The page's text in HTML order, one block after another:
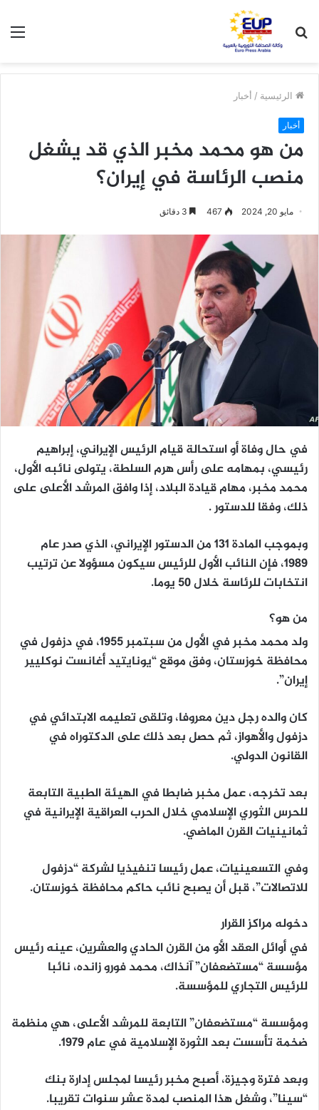
عن
الرئيسية / أخبار
أخبار
من هو محمد مخبر الذي قد يشغل
منصب الرئاسة في إيران؟
مايو 20, 2024 467
في حال وفاة أو استحالة قيام الرئيس الإيراني، إبراهيم
رئيسي، بمهامه على رأس هرم السلطة، يتولى نائبه الأول،
محمد مخبر، مهام قيادة البلاد، إذا وافق المرشد الأعلى على
ذلك، وفقا للدستور .
وبموجب المادة 131 من الدستور الإيراني، الذي صدر عام
1989، فإن النائب الأول للرئيس سيكون مسؤولا عن ترتيب
انتخابات للرئاسة خلال 50 يوما.
من هو؟
ولد محمد مخبر في الأول من سبتمبر 1955، في دزفول في
محافظة خوزستان، وفق موقع “يونايتيد أغانست نوكليير
إيران”.
كان والده رجل دين معروفا، وتلقى تعليمه الابتدائي في
دزفول والأهواز، ثم حصل بعد ذلك على الدكتوراه في
القانون الدولي.
بعد تخرجه، عمل مخبر ضابطا في الهيئة الطبية التابعة
للحرس الثوري الإسلامي خلال الحرب العراقية الإيرانية في
ثمانينيات القرن الماضي.
وفي التسعينيات، عمل رئيسا تنفيذيا لشركة “دزفول
للاتصالات”، قبل أن يصبح نائب حاكم محافظة خوزستان.
دخوله مراكز القرار
في أوائل العقد الأو من القرن الحادي والعشرين، عينه رئيس
مؤسسة “مستضعفان” آنذاك، محمد فورو زانده، نائبا
للرئيس التجاري للمؤسسة.
ومؤسسة “مستضعفان” التابعة للمرشد الأعلى، هي منظمة
ضخمة تأسست بعد الثورة الإسلامية في عام 1979.
وبعد فترة وجيزة، أصبح مخبر رئيسا لمجلس إدارة بنك
“سينا”، وشغل هذا المنصب لمدة عشر سنوات تقريبا.